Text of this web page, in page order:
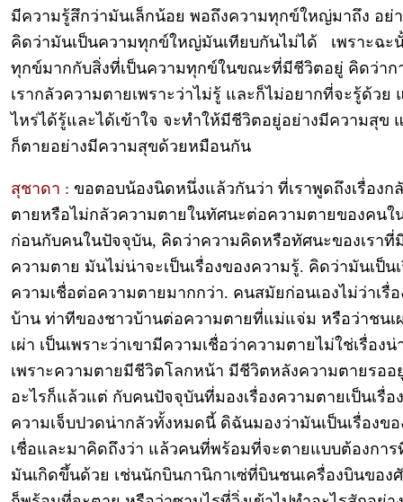
มีความรู้สึกว่ามันเล็กน้อย พอถึงความทุกข์ใหญ่มาถึง อย่า
คิดว่ามันเป็นความทุกข์ใหญ่มันเทียบกันไม่ได้ เพราะฉะ
ทุกข์มากกับสิ่งที่เป็นความทุกข์ในขณะที่มีชีวิตอยู่ คิดว่าก
เรากลัวความตายเพราะว่าไม่รู้ และก็ไม่อยากที่จะรู้ด้วย
ไหร่ได้รู้และได้เข้าใจ จะทำให้มีชีวิตอยู่อย่างมีความสุข
ก็ตายอย่างมีความสุขด้วยหมือนกัน
สุชาดา : ขอตอบน้องนิดหนึ่งแล้วกันว่า ที่เราพูดถึงเรื่องก
ตายหรือไม่กลัวความตายในทัศนะต่อความตายของคนใ
ก่อนกับคนในปัจจุบัน, คิดว่าความคิดหรือทัศนะของเราที่
ความตาย มันไม่น่าจะเป็นเรื่องของความรู้. คิดว่ามันเป็น
ความเชื่อต่อความตายมากกว่า. คนสมัยก่อนเองไม่ว่าเรื่
บ้าน ท่าทีของชาวบ้านต่อความตายที่แม่แจ่ม หรือว่าชนเ
เผ่า เป็นเพราะว่าเขามีความเชื่อว่าความตายไม่ใช่เรื่องน่
เพราะความตายมีชีวิตโลกหน้า มีชีวิตหลังความตายรออ
อะไรก็แล้วแต่ กับคนปัจจุบันที่มองเรื่องความตายเป็นเรื่อ
ความเจ็บปวดน่ากลัวทั้งหมดนี้ ดิฉันมองว่ามันเป็นเรื่องข
เชื่อและมาคิดถึงว่า แล้วคนที่พร้อมที่จะตายแบบต้องการ
มันเกิดขึ้นด้วย เช่นนักบินกานิกาเซ่ที่บินชนเครื่องบินของ